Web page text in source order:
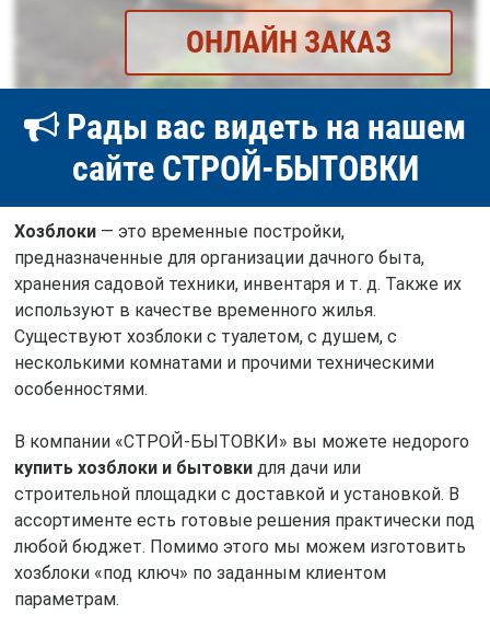
ОНЛАЙН ЗАКАЗ
Рады вас видеть на нашем
сайте СТРОЙ-БЫТОВКИ
Хозблоки— это временные постройки,
предназначенные для организации дачного быта,
хранения садовой техники, инвентаря и т. д. Также их
используют в качестве временного жилья.
Существуют хозблоки с туалетом, с душем, с
несколькими комнатами и прочими техническими
особенностями.
В компании «СТРОЙ-БЫТОВКИ» вы можете недорого
купить хозблоки и бытовкидля дачи или
строительной площадки с доставкой и установкой. В
ассортименте есть готовые решения практически под
любой бюджет. Помимо этого мы можем изготовить
хозблоки «под ключ» по заданным клиентом
параметрам.